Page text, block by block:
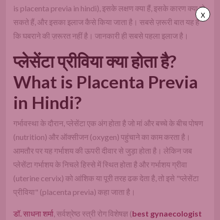
X
is placenta previa in hindi), इसके लक्षण क्या हैं, इसके कारण क्या हो
सकते हैं, और इसका इलाज कैसे किया जाता है। सबसे ज़रूरी बात यह है
कि घबराने की ज़रूरत नहीं है। जानकारी ही सबसे पहला इलाज है।
प्लेसेंटा प्रीविया क्या होता है?
What is Placenta Previa
in Hindi?
गर्भावस्था के दौरान, प्लेसेंटा एक अंग होता है जो मां और बच्चे के बीच पोषण
(nutrition) और ऑक्सीजन (oxygen) पहुंचाने का काम करता है।
आमतौर पर यह गर्भाशय की ऊपरी दीवार से जुड़ा होता है। लेकिन जब
प्लेसेंटा गर्भाशय के निचले हिस्से में स्थित होता है और गर्भाशय ग्रीवा
(uterine cervix) को आंशिक या पूरी तरह ढक देता है, तो इसे "प्लेसेंटा
प्रीविया" (placenta previa) कहा जाता है।
डॉ. साधना शर्मा , सर्वश्रेष्ठ स्त्री रोग विशेषज्ञ (best gynaecologist